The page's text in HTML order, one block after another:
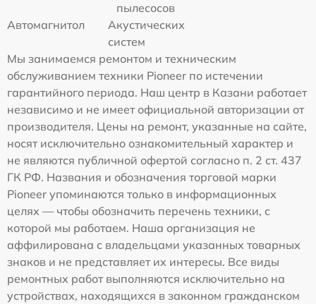
пылесосов
Автомагнитол
Акустических
систем
Мы занимаемся ремонтом и техническим
обслуживанием техники Pioneer по истечении
гарантийного периода. Наш центр в Казани работает
независимо и не имеет официальной авторизации от
производителя. Цены на ремонт, указанные на сайте,
носят исключительно ознакомительный характер и
не являются публичной офертой согласно п. 2 ст. 437
ГК РФ. Названия и обозначения торговой марки
Pioneer упоминаются только в информационных
целях — чтобы обозначить перечень техники, с
которой мы работаем. Наша организация не
аффилирована с владельцами указанных товарных
знаков и не представляет их интересы. Все виды
ремонтных работ выполняются исключительно на
устройствах, находящихся в законном гражданском